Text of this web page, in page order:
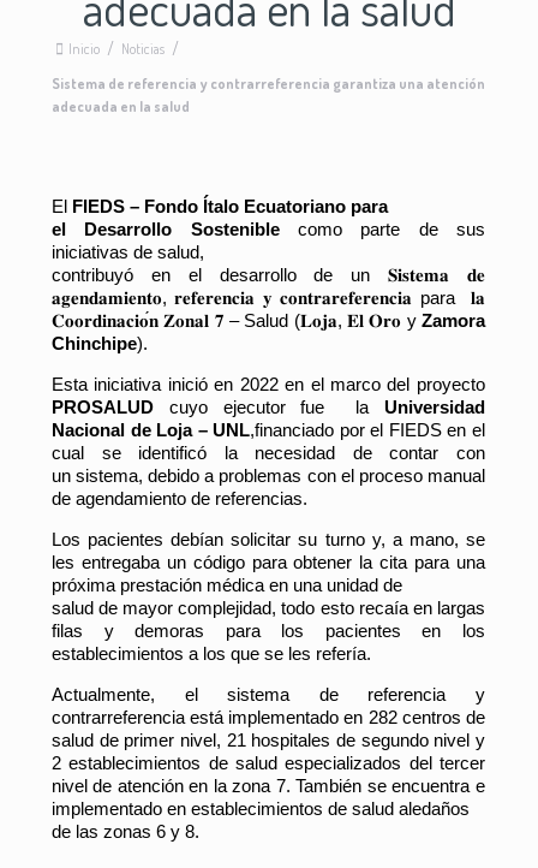
Inicio / Noticias /
Sistema de referencia y contrarreferencia garantiza una atención
adecuada en la salud
El
FIEDS – Fondo Ítalo Ecuatoriano para
el Desarrollo Sosteniblecomo parte de sus
iniciativas de salud,
contribuyó en el desarrollo de un𝐒𝐢𝐬𝐭𝐞𝐦𝐚
𝐝𝐞
𝐚𝐠𝐞𝐧𝐝𝐚𝐦𝐢𝐞𝐧𝐭𝐨,𝐫𝐞𝐟𝐞𝐫𝐞𝐧𝐜𝐢𝐚 𝐲 𝐜𝐨𝐧𝐭𝐫𝐚𝐫𝐞𝐟𝐞𝐫𝐞𝐧𝐜𝐢𝐚 para 𝐥𝐚
𝐂𝐨𝐨𝐫𝐝𝐢𝐧𝐚𝐜𝐢𝐨𝐧 𝐙𝐨𝐧𝐚𝐥 𝟕 – Salud (𝐋𝐨𝐣𝐚, 𝐄𝐥 𝐎𝐫𝐨 y Zamora
Chinchipe).
Esta iniciativa inició en 2022 en el marco del proyecto
PROSALUD cuyo ejecutor fue la Universidad
Nacional de Loja – UNL,financiado por el FIEDS en el
cual se identificó la necesidad de contar con
un sistema, debido a problemas con el proceso manual
de agendamiento de referencias.
Los pacientes debían solicitar su turno y, a mano, se
les entregaba un código para obtener la cita para una
próxima prestación médica en una unidad de
salud de mayor complejidad, todo esto recaía en largas
filas y demoras para los pacientes en los
establecimientos a los que se les refería.
Actualmente, el sistema de referencia y
contrarreferencia está implementado en 282 centros de
salud de primer nivel, 21 hospitales de segundo nivel y
2 establecimientos de salud especializados del tercer
nivel de atención en la zona 7. También se encuentra e
implementado en establecimientos de salud aledaños
de las zonas 6 y 8.